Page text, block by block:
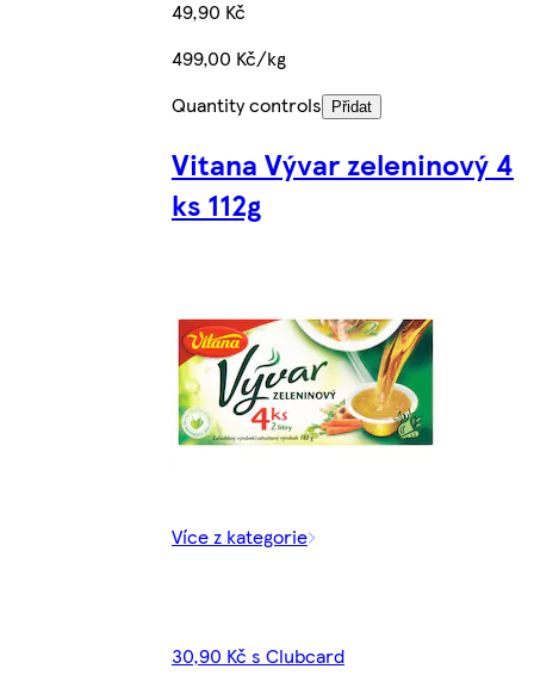
49,90 Kč
499,00 Kč/kg
Quantity controls
Přidat
Vitana Vývar zeleninový 4
ks 112g
Více z kategorie
30,90 Kč s Clubcard